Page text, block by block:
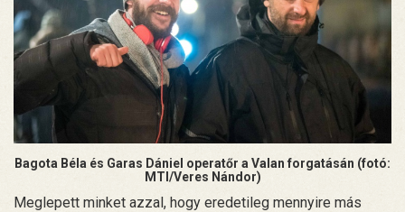
Bagota Béla és Garas Dániel operatőr a Valan forgatásán (fotó:
MTI/Veres Nándor)
Meglepett minket azzal, hogy eredetileg mennyire más